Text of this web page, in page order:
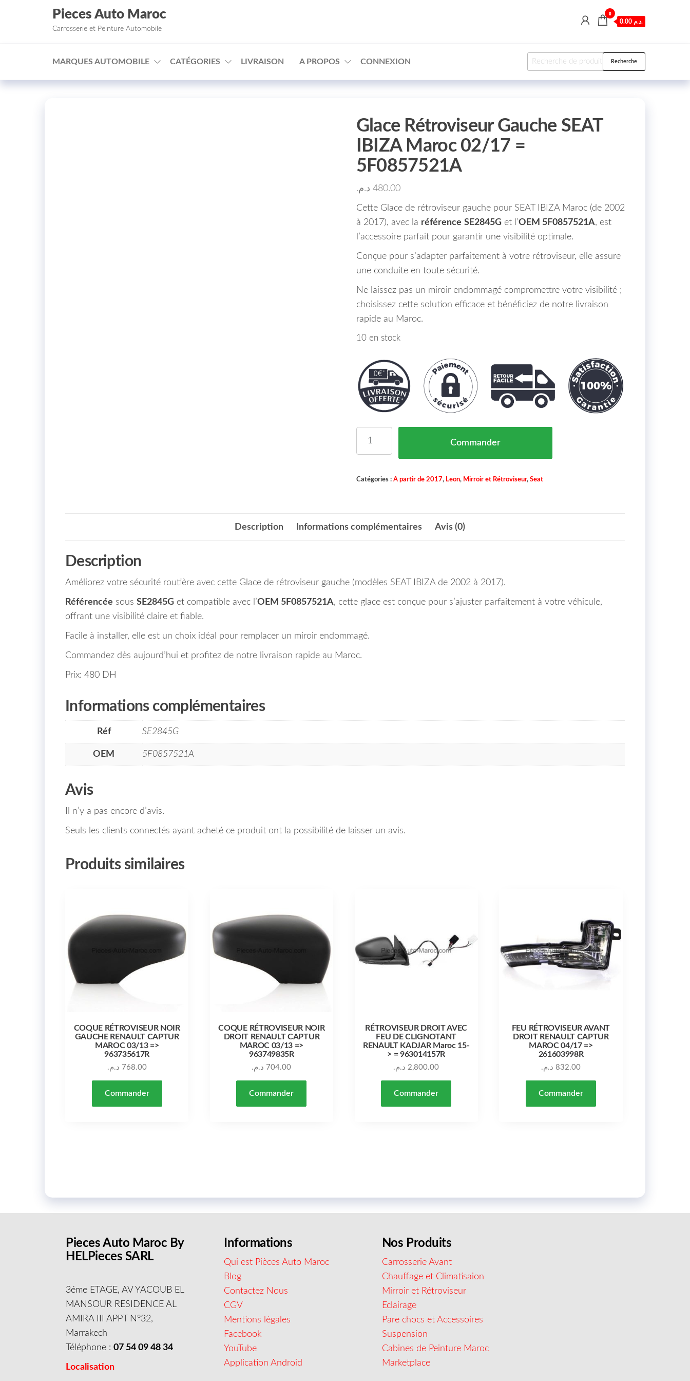
□
Aller au contenu
Pieces Auto Maroc
Carrosserie et Peinture Automobile
0
0.00 د.م.
MARQUES AUTOMOBILE CATÉGORIES LIVRAISON A PROPOS CONNEXION Recherche pour : Recherche
Glace Rétroviseur Gauche SEAT
IBIZA Maroc 02/17 =
5F0857521A
480.00 د.م.
Cette Glace de rétroviseur gauche pour SEAT IBIZA Maroc (de 2002
à 2017), avec la référence SE2845Get l’OEM 5F0857521A, est
l’accessoire parfait pour garantir une visibilité optimale.
Conçue pour s’adapter parfaitement à votre rétroviseur, elle assure
une conduite en toute sécurité.
Ne laissez pas un miroir endommagé compromettre votre visibilité ;
choisissez cette solution efficace et bénéficiez de notre livraison
rapide au Maroc.
10 en stock
Commander
Catégories : A partir de 2017, Leon, Mirroir et Rétroviseur, Seat
Description Informations complémentaires Avis (0)
Description
Améliorez votre sécurité routière avec cette Glace de rétroviseur gauche (modèles SEAT IBIZA de 2002 à 2017).
Référencée sous SE2845G et compatible avec l’OEM 5F0857521A, cette glace est conçue pour s’ajuster parfaitement à votre véhicule,
offrant une visibilité claire et fiable.
Facile à installer, elle est un choix idéal pour remplacer un miroir endommagé.
Commandez dès aujourd’hui et profitez de notre livraison rapide au Maroc.
Prix: 480 DH
Informations complémentaires
Réf SE2845G
OEM 5F0857521A
Avis
Il n’y a pas encore d’avis.
Seuls les clients connectés ayant acheté ce produit ont la possibilité de laisser un avis.
Produits similaires
COQUE RÉTROVISEUR NOIR
GAUCHE RENAULT CAPTUR
MAROC 03/13 =>
963735617R
768.00 د.م.
Commander
COQUE RÉTROVISEUR NOIR
DROIT RENAULT CAPTUR
MAROC 03/13 =>
963749835R
704.00 د.م.
Commander
RÉTROVISEUR DROIT AVEC
FEU DE CLIGNOTANT
RENAULT KADJAR Maroc 15-
> = 963014157R
2,800.00 د.م.
Commander
FEU RÉTROVISEUR AVANT
DROIT RENAULT CAPTUR
MAROC 04/17 =>
261603998R
832.00 د.م.
Commander
Pieces Auto Maroc By
HELPieces SARL
3éme ETAGE, AV YACOUB EL
MANSOUR RESIDENCE AL
AMIRA III APPT N°32,
Marrakech
Téléphone :07 54 09 48 34
Localisation
Informations
Qui est Pièces Auto Maroc
Blog
Contactez Nous
CGV
Mentions légales
Facebook
YouTube
Application Android
Nos Produits
Carrosserie Avant
Chauffage et Climatisaion
Mirroir et Rétroviseur
Eclairage
Pare chocs et Accessoires
Suspension
Cabines de Peinture Maroc
Marketplace